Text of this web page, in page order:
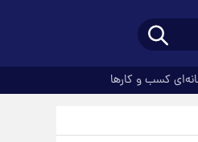
کسب و کارها